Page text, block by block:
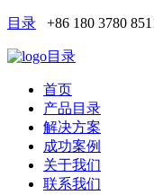
目录 +86 180 3780
目录
首页
产品目录
解决方案
成功案例
关于我们
联系我们